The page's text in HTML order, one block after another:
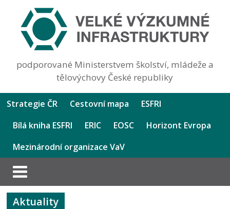
podporované Ministerstvem školství, mládeže a
tělovýchovy České republiky
Strategie ČR Cestovní mapa
ESFRI
Bílá kniha ESFRI
ERIC EOSC
Horizont Evropa
Mezinárodní organizace VaV
Aktuality